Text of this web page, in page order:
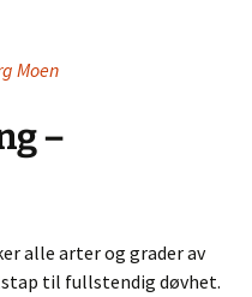
Moen
–
alle arter og grader av
til fullstendig døvhet.